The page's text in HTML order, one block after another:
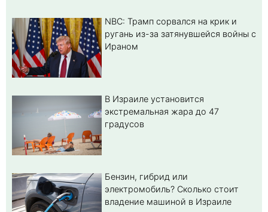
NBC: Трамп сорвался на крик и
ругань из-за затянувшейся войны с
Ираном
В Израиле установится
экстремальная жара до 47
градусов
Бензин, гибрид или
электромобиль? Cколько стоит
владение машиной в Израиле